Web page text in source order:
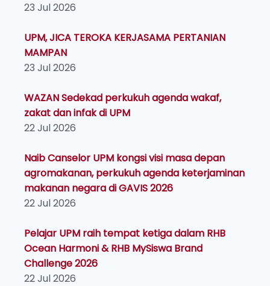
23 Jul 2026
UPM, JICA TEROKA KERJASAMA PERTANIAN
MAMPAN
23 Jul 2026
WAZAN Sedekad perkukuh agenda wakaf,
zakat dan infak di UPM
22 Jul 2026
Naib Canselor UPM kongsi visi masa depan
agromakanan, perkukuh agenda keterjaminan
makanan negara di GAVIS 2026
22 Jul 2026
Pelajar UPM raih tempat ketiga dalam RHB
Ocean Harmoni & RHB MySiswa Brand
Challenge 2026
22 Jul 2026